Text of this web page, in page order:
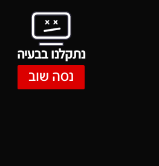
נתקלנו בבעיה
נסה שוב